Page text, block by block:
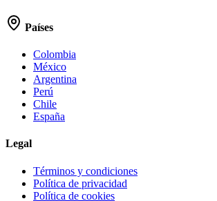
Países
Colombia
México
Argentina
Perú
Chile
España
Legal
Términos y condiciones
Política de privacidad
Política de cookies